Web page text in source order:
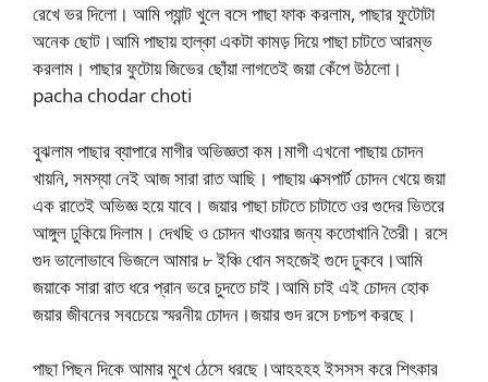
রেখে ভর দিলো। আমি প্যান্ট খুলে বসে পাছা ফাক করলাম, পাছার ফুটোটা
অনেক ছোট।আমি পাছায় হাল্কা একটা কামড় দিয়ে পাছা চাটতে আরম্ভ
করলাম। পাছার ফুটোয় জিভের ছোঁয়া লাগতেই জয়া কেঁপে উঠলো।
pacha chodar choti
বুঝলাম পাছার ব্যাপারে মাগীর অভিজ্ঞতা কম।মাগী এখনো পাছায় চোদন
খায়নি, সমস্যা নেই আজ সারা রাত আছি। পাছায় এক্সপার্ট চোদন খেয়ে জয়া
এক রাতেই অভিজ্ঞ হয়ে যাবে। জয়ার পাছা চাটতে চাটাতে ওর গুদের ভিতরে
আঙ্গুল ঢুকিয়ে দিলাম। দেখছি ও চোদন খাওয়ার জন্য কতোখানি তৈরী। রসে
গুদ ভালোভাবে ভিজলে আমার ৮ ইঞ্চি ধোন সহজেই গুদে ঢুকবে।আমি
জয়াকে সারা রাত ধরে প্রান ভরে চুদতে চাই।আমি চাই এই চোদন হোক
জয়ার জীবনের সবচেয়ে স্মরনীয় চোদন।জয়ার গুদ রসে চপচপ করছে।
পাছা পিছন দিকে আমার মুখে ঠেসে ধরছে।আহহহহ ইসসস করে শিৎকার